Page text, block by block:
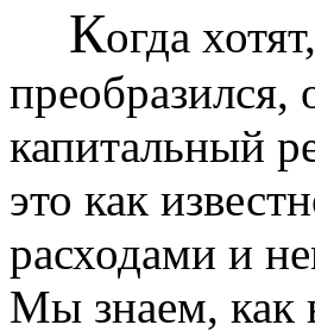
Когда
капитальный
это как
расходами и
Мы знаем, как